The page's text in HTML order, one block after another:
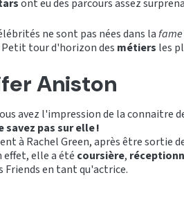
ont eu des parcours assez
ne sont pas nées dans lafame
tour d'horizon des métiers les
Aniston
avez l'impression de la connaitre
savez pas sur elle !
à Rachel Green, après être sortie
effet, elle a été coursière,
Friends en tant qu'actrice.